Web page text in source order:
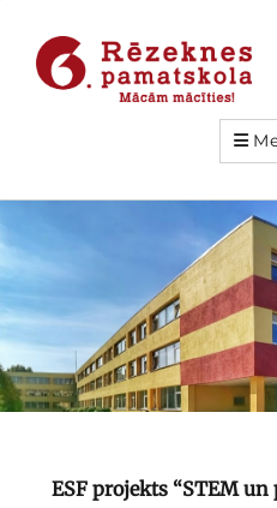
ESF projekts “STEM